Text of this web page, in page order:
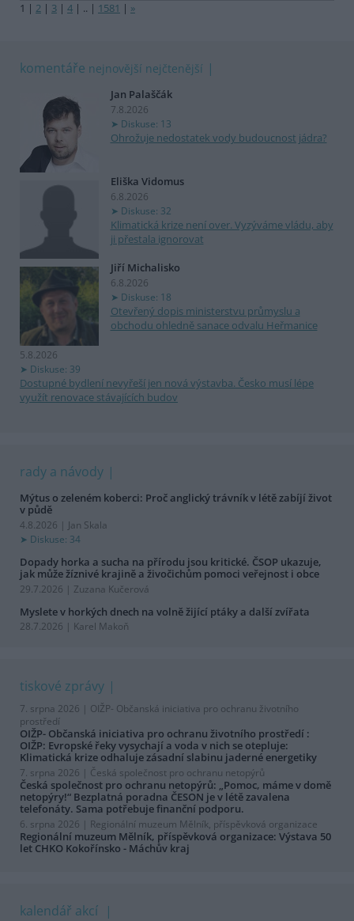
1 | 2 | 3 | 4 | .. | 1581 | »
komentáře nejnovější nejčtenější
Jan Palaščák
7.8.2026
Diskuse: 13
Ohrožuje nedostatek vody budoucnost jádra?
Eliška Vidomus
6.8.2026
Diskuse: 32
Klimatická krize není over. Vyzýváme vládu, aby
ji přestala ignorovat
Jiří Michalisko
6.8.2026
Diskuse: 18
Otevřený dopis ministerstvu průmyslu a
obchodu ohledně sanace odvalu Heřmanice
5.8.2026
Diskuse: 39
Dostupné bydlení nevyřeší jen nová výstavba. Česko musí lépe
využít renovace stávajících budov
rady a návody
Mýtus o zeleném koberci: Proč anglický trávník v létě zabíjí život
v půdě
4.8.2026 | Jan Skala
Diskuse: 34
Dopady horka a sucha na přírodu jsou kritické. ČSOP ukazuje,
jak může žíznivé krajině a živočichům pomoci veřejnost i obce
29.7.2026 | Zuzana Kučerová
Myslete v horkých dnech na volně žijící ptáky a další zvířata
28.7.2026 | Karel Makoň
tiskové zprávy
7. srpna 2026 | OIŽP- Občanská iniciativa pro ochranu životního
prostředí
OIŽP- Občanská iniciativa pro ochranu životního prostředí :
OIŽP: Evropské řeky vysychají a voda v nich se otepluje:
Klimatická krize odhaluje zásadní slabinu jaderné energetiky
7. srpna 2026 | Česká společnost pro ochranu netopýrů
Česká společnost pro ochranu netopýrů: „Pomoc, máme v domě
netopýry!“ Bezplatná poradna ČESON je v létě zavalena
telefonáty. Sama potřebuje finanční podporu.
6. srpna 2026 | Regionální muzeum Mělník, příspěvková organizace
Regionální muzeum Mělník, příspěvková organizace: Výstava 50
let CHKO Kokořínsko - Máchův kraj
kalendář akcí